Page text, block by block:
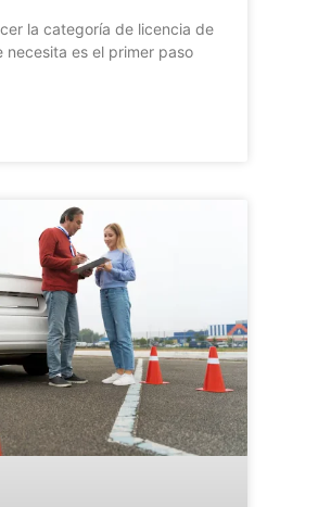
la categoría de licencia de
necesita es el primer paso